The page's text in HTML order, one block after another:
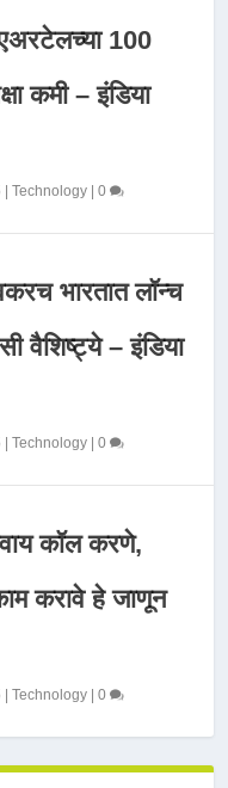
एअरटेलच्या 100
कमी – इंडिया
|Technology |0
भारतात लॉन्च
वैशिष्ट्ये – इंडिया
|Technology |0
कॉल करणे,
करावे हे जाणून
|Technology |0